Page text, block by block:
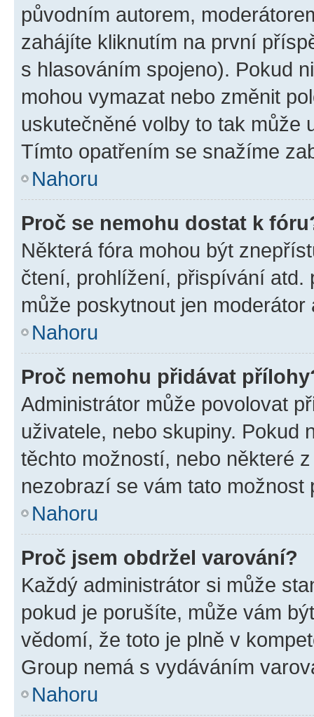
původním autorem,
zahájíte kliknutím na první
s hlasováním spojeno). Pokud
mohou vymazat nebo změnit
uskutečněné volby to tak může
Tímto opatřením se snažíme
Nahoru
Proč se nemohu dostat k
Některá fóra mohou být
čtení, prohlížení, přispívání atd.
může poskytnout jen
Nahoru
Proč nemohu přidávat
Administrátor může povolovat
uživatele, nebo skupiny. Pokud
těchto možností, nebo některé
nezobrazí se vám tato
Nahoru
Proč jsem obdržel varování?
Každý administrátor si může
pokud je porušíte, může vám
vědomí, že toto je plně v
Group nemá s vydáváním
Nahoru